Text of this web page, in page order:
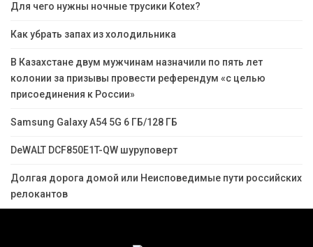
Для чего нужны ночные трусики Kotex?
Как убрать запах из холодильника
В Казахстане двум мужчинам назначили по пять лет
колонии за призывы провести референдум «с целью
присоединения к России»
Samsung Galaxy A54 5G 6 ГБ/128 ГБ
DeWALT DCF850E1T-QW шуруповерт
Долгая дорога домой или Неисповедимые пути российских
релокантов